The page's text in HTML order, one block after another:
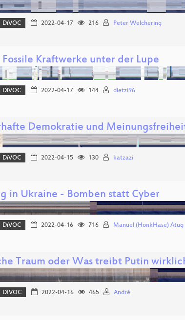
DiVOC 2022-04-17 216 Peter Welchering
Kraftwerke unter der Lupe
DiVOC 2022-04-17 144 dietzi96
Demokratie und
DiVOC 2022-04-15 130 katzazi
in Ukraine - Bomben statt Cyber
DiVOC 2022-04-16 716 Manuel (HonkHase) Atug
Traum oder Was treibt Putin
DIVOC 2022-04-16 465 André